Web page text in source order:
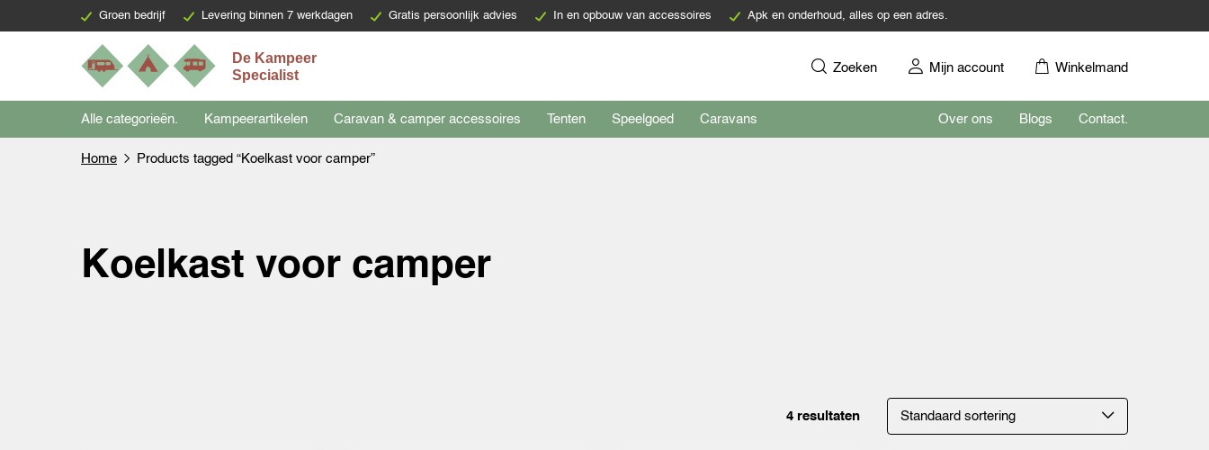
Groen bedrijf Levering binnen 7 werkdagen Gratis persoonlijk advies In en opbouw van accessoires Apk en onderhoud, alles op een adres.
Zoeken Mijn account Winkelmand
Alle categorieën. Kampeerartikelen Caravan & camper accessoires Tenten Speelgoed Caravans Over ons Blogs Contact.
Home Products tagged “Koelkast voor camper”
Koelkast voor camper
4 resultaten